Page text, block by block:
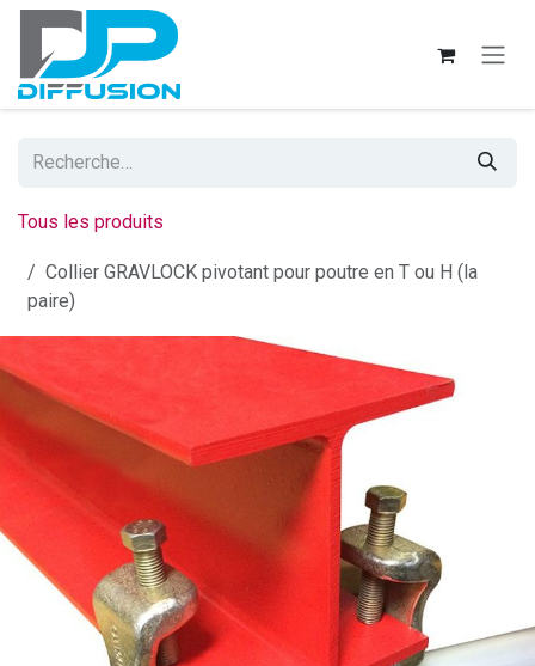
Se rendre au contenu
Tous les produits
Collier GRAVLOCK pivotant pour poutre en T ou H (la
paire)